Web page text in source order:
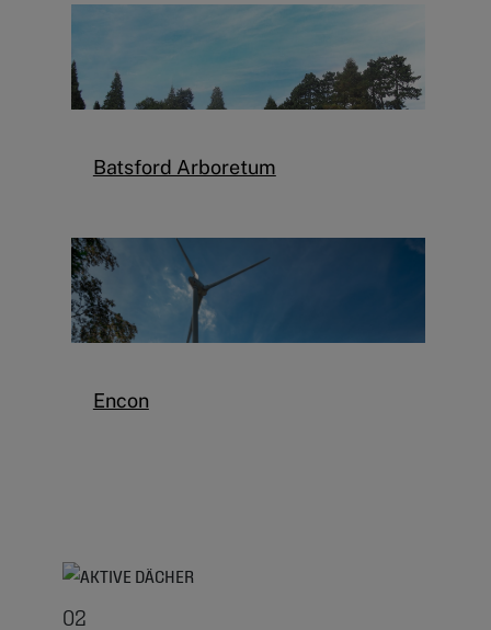
Batsford Arboretum
Encon
02